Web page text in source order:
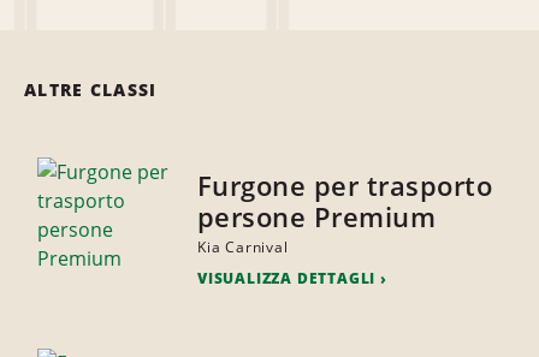
ALTRE CLASSI
Furgone per trasporto
persone Premium
Kia Carnival
VISUALIZZA DETTAGLI